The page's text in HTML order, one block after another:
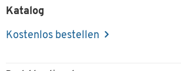
Katalog
Kostenlos bestellen